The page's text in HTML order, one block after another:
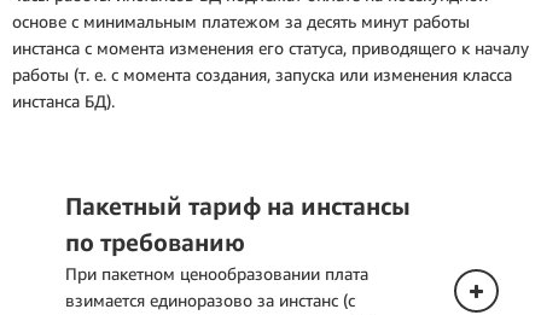
основе с минимальным платежом за десять минут работы
инстанса с момента изменения его статуса, приводящего к началу
работы (т. е. с момента создания, запуска или изменения класса
инстанса БД).
Пакетный тариф на инстансы
по требованию
При пакетном ценообразовании плата
взимается единоразово за инстанс (с